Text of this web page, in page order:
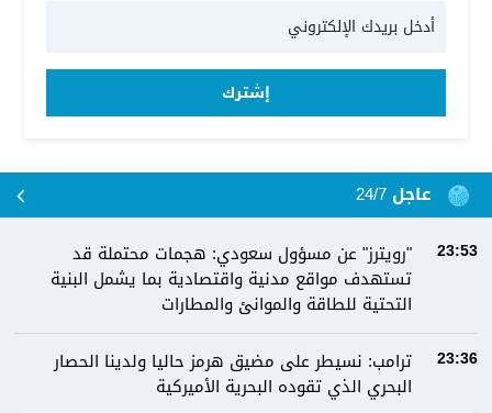
إشترك
عاجل 24/7
23:53
"رويترز" عن مسؤول سعودي: هجمات محتملة قد
تستهدف مواقع مدنية واقتصادية بما يشمل البنية
التحتية للطاقة والموانئ والمطارات
23:36
ترامب: نسيطر على مضيق هرمز حاليا ولدينا الحصار
البحري الذي تقوده البحرية الأميركية